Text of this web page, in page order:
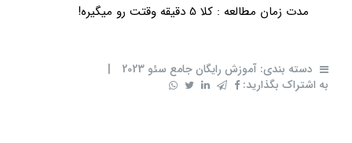
مدت زمان مطالعه : کلا 5 دقیقه وقتت رو میگیره!
دسته بندی: آموزش رایگان جامع سئو 2023
|
به اشتراک بگذارید: